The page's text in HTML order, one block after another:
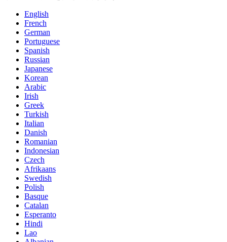
English
French
German
Portuguese
Spanish
Russian
Japanese
Korean
Arabic
Irish
Greek
Turkish
Italian
Danish
Romanian
Indonesian
Czech
Afrikaans
Swedish
Polish
Basque
Catalan
Esperanto
Hindi
Lao